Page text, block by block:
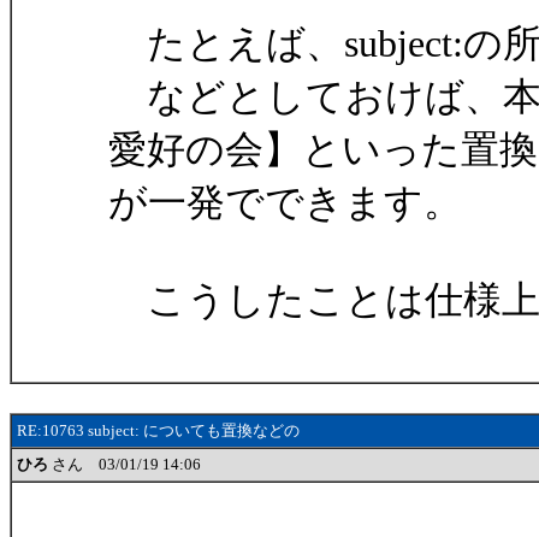
たとえば、subject:の
などとしておけば
愛好の会】といった置換
が一発でできます。
こうしたことは仕様
RE:10763 subject: についても置換などの
ひろ さん 03/01/19 14:06